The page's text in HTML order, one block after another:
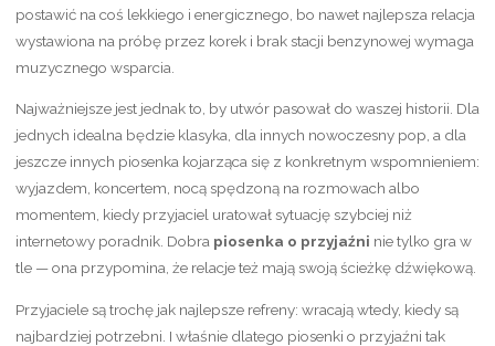
postawić na coś lekkiego i energicznego, bo nawet najlepsza relacja
wystawiona na próbę przez korek i brak stacji benzynowej wymaga
muzycznego wsparcia.
Najważniejsze jest jednak to, by utwór pasował do waszej historii. Dla
jednych idealna będzie klasyka, dla innych nowoczesny pop, a dla
jeszcze innych piosenka kojarząca się z konkretnym wspomnieniem:
wyjazdem, koncertem, nocą spędzoną na rozmowach albo
momentem, kiedy przyjaciel uratował sytuację szybciej niż
internetowy poradnik. Dobra piosenka o przyjaźni nie tylko gra w
tle — ona przypomina, że relacje też mają swoją ścieżkę dźwiękową.
Przyjaciele są trochę jak najlepsze refreny: wracają wtedy, kiedy są
najbardziej potrzebni. I właśnie dlatego piosenki o przyjaźni tak